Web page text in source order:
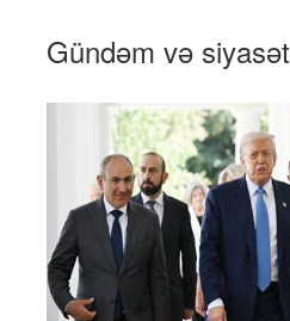
Gündəm və siyasət